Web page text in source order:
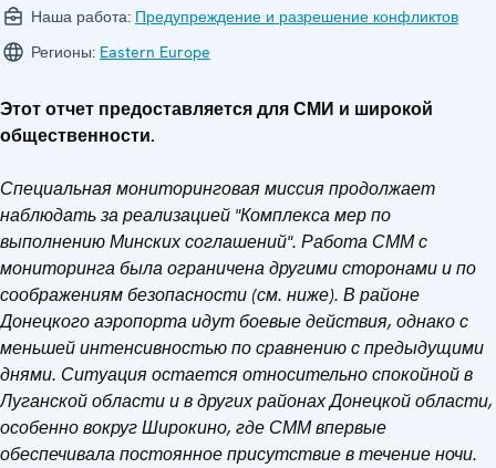
Наша работа: Предупреждение и разрешение конфликтов
Регионы: Eastern Europe
Этот отчет предоставляется для СМИ и широкой
общественности.
Специальная мониторинговая миссия продолжает
наблюдать за реализацией "Комплекса мер по
выполнению Минских соглашений". Работа СММ с
мониторинга была ограничена другими сторонами и по
соображениям безопасности (см. ниже). В районе
Донецкого аэропорта идут боевые действия, однако с
меньшей интенсивностью по сравнению с предыдущими
днями. Ситуация остается относительно спокойной в
Луганской области и в других районах Донецкой области,
особенно вокруг Широкино, где СММ впервые
обеспечивала постоянное присутствие в течение ночи.